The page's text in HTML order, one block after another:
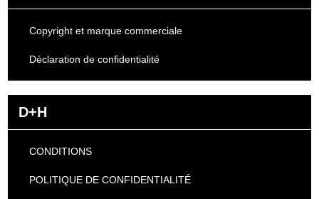
Copyright et marque commerciale
Déclaration de confidentialité
D+H
CONDITIONS
POLITIQUE DE CONFIDENTIALITÉ